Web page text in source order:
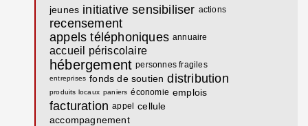
jeunes initiative sensibiliser actions
recensement
appels téléphoniques annuaire
accueil périscolaire
hébergement personnes fragiles
entreprises fonds de soutien distribution
produits locaux paniers économie emplois
facturation appel cellule
accompagnement